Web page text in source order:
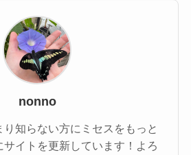
nonno
り知らない方にミセスをもっと
イトを更新しています！よろ